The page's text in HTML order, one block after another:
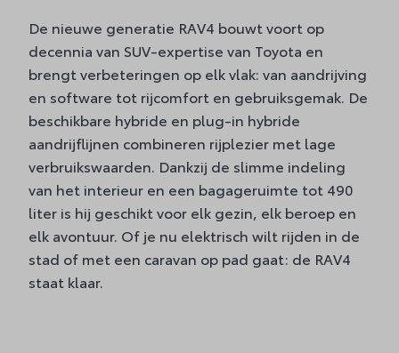
De nieuwe generatie RAV4 bouwt voort op
decennia van SUV-expertise van Toyota en
brengt verbeteringen op elk vlak: van aandrijving
en software tot rijcomfort en gebruiksgemak. De
beschikbare hybride en plug-in hybride
aandrijflijnen combineren rijplezier met lage
verbruikswaarden. Dankzij de slimme indeling
van het interieur en een bagageruimte tot 490
liter is hij geschikt voor elk gezin, elk beroep en
elk avontuur. Of je nu elektrisch wilt rijden in de
stad of met een caravan op pad gaat: de RAV4
staat klaar.